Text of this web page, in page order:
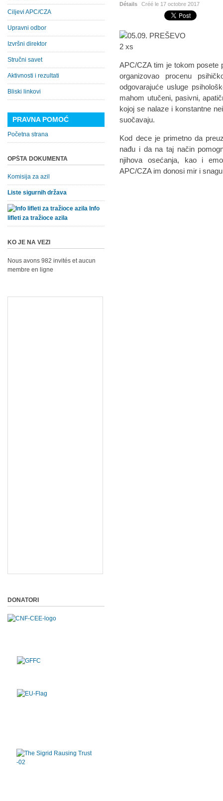
Détails Créé le 17 octobre 2017
APC/CZA tim je tokom posete
organizovao procenu
odgovarajuće usluge
mahom utučeni, pasivni,
kojoj se nalaze i konstantne
suočavaju.
Kod dece je primetno da
nađu i da na taj način
njihova osećanja, kao i
APC/CZA im donosi mir i
Ciljevi APC/CZA
Upravni odbor
Izvršni direktor
Stručni savet
Aktivnosti i rezultati
Bliski linkovi
PRAVNA POMOĆ
Početna strana
OPŠTA DOKUMENTA
Komisija za azil
Liste sigurnih država
Info
lifleti za tražioce azila
KO JE NA VEZI
Nous avons 982 invités et aucun
membre en ligne
DONATORI